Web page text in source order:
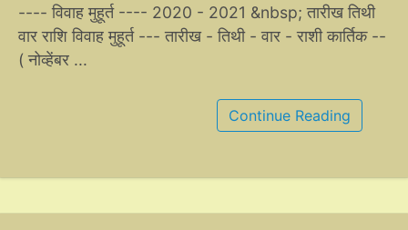
---- विवाह मुहूर्त ---- 2020 - 2021 &nbsp; तारीख तिथी
वार राशि विवाह मुहूर्त --- तारीख - तिथी - वार - राशी कार्तिक --
( नोव्हेंबर ...
Continue Reading